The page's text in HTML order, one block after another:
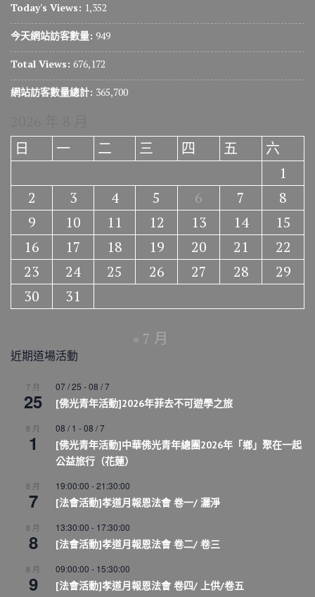
Today's Views: 1,352
今天網站訪客數量: 949
Total Views: 676,172
網站訪客數量總計: 365,700
日
一 二 三 四 五
六
1
2
3 4 5 6 7
8
9
10 11 12 13 14
15
16
17 18 19 20 21
22
23
24 25 26 27 28
29
30
31
« 7 月
近期道場活動
7 月
25
07 / 25 -08 / 7
[佛光青年活動]2026年菲去不可遊學之旅
8 月
1
08 / 1 -08 / 7
[佛光青年活動]中華佛光青年總團2026年「鄉」聚在一起
公益旅行（花蓮）
8 月
7
19:00:00 -21:30:00
[法會活動]孝道月報恩法會 卷一/ 灑淨
8 月
8
13:30:00 - 17:30:00
[法會活動]孝道月報恩法會 卷二/ 卷三
8 月
9
09:00:00 - 15:30:00
[法會活動]孝道月報恩法會 卷四/ 上供/卷五